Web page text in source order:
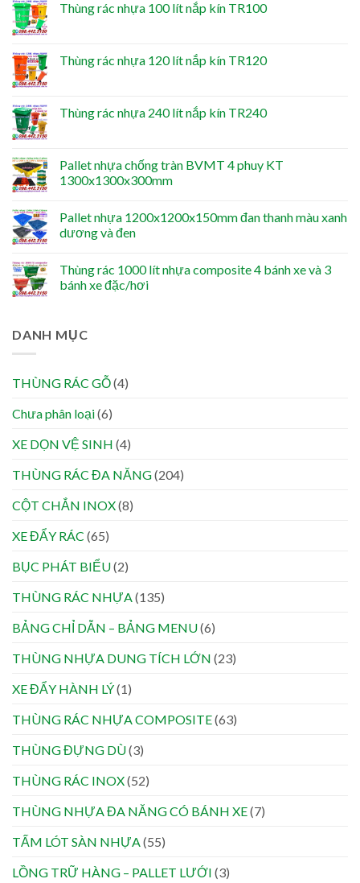
Thùng rác nhựa 100 lít nắp kín TR100
Thùng rác nhựa 120 lít nắp kín TR120
Thùng rác nhựa 240 lít nắp kín TR240
Pallet nhựa chống tràn BVMT 4 phuy KT
1300x1300x300mm
Pallet nhựa 1200x1200x150mm đan thanh màu xanh
dương và đen
Thùng rác 1000 lít nhựa composite 4 bánh xe và 3
bánh xe đặc/hơi
DANH MỤC
THÙNG RÁC GỖ(4)
Chưa phân loại(6)
XE DỌN VỆ SINH (4)
THÙNG RÁC ĐA NĂNG(204)
CỘT CHẮN INOX(8)
XE ĐẨY RÁC (65)
BỤC PHÁT BIỂU(2)
THÙNG RÁC NHỰA(135)
BẢNG CHỈ DẪN – BẢNG MENU(6)
THÙNG NHỰA DUNG TÍCH LỚN (23)
XE ĐẨY HÀNH LÝ(1)
THÙNG RÁC NHỰA COMPOSITE(63)
THÙNG ĐỰNG DÙ(3)
THÙNG RÁC INOX(52)
THÙNG NHỰA ĐA NĂNG CÓ BÁNH XE(7)
TẤM LÓT SÀN NHỰA(55)
LỒNG TRỮ HÀNG – PALLET LƯỚI (3)